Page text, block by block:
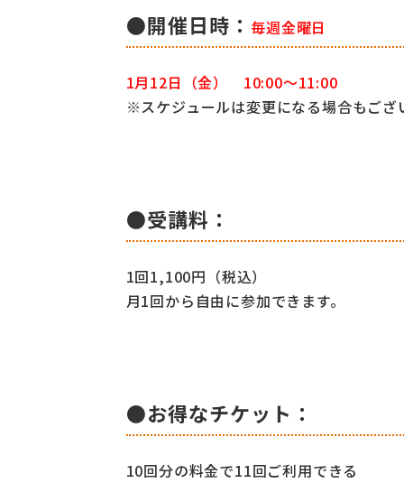
●開催日時： 毎週金曜日
1月12日（金） 10:00～11:00
※スケジュールは変更になる場合もござ
●受講料：
1回1,100円（税込）
月1回から自由に参加できます。
●お得なチケット：
10回分の料金で11回ご利用できる